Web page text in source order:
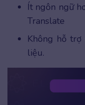
Ít ngôn ngữ
Translate
Không hỗ
liệu.